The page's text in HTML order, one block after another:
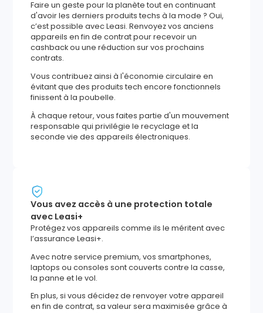
Faire un geste pour la planète tout en continuant
d'avoir les derniers produits techs à la mode ? Oui,
c’est possible avec Leasi. Renvoyez vos anciens
appareils en fin de contrat pour recevoir un
cashback ou une réduction sur vos prochains
contrats.
Vous contribuez ainsi à l'économie circulaire en
évitant que des produits tech encore fonctionnels
finissent à la poubelle.
À chaque retour, vous faites partie d'un mouvement
responsable qui privilégie le recyclage et la
seconde vie des appareils électroniques.
Vous avez accès à une protection totale
avec Leasi+
Protégez vos appareils comme ils le méritent avec
l’assurance Leasi+.
Avec notre service premium, vos smartphones,
laptops ou consoles sont couverts contre la casse,
la panne et le vol.
En plus, si vous décidez de renvoyer votre appareil
en fin de contrat, sa valeur sera maximisée grâce à